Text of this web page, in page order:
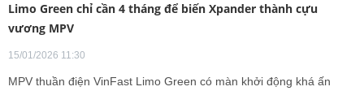
Limo Green chỉ cần 4 tháng để biến Xpander thành cựu
vương MPV
15/01/2026 11:30
MPV thuần điện VinFast Limo Green có màn khởi động khá ấn